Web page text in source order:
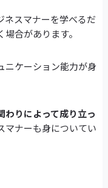
ネスマナーを学べるだ
合があります。
ニケーション能力が身
わりによって成り立っ
マナーも身についてい